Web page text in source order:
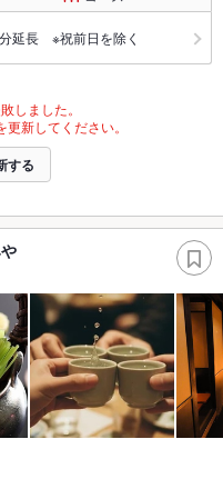
延長 ※祝前日を除く
しました。
新してください。
する